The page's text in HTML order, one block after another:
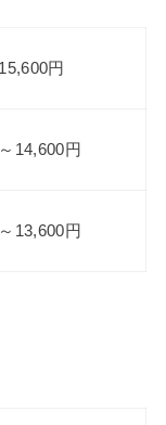
円
14,600円
13,600円